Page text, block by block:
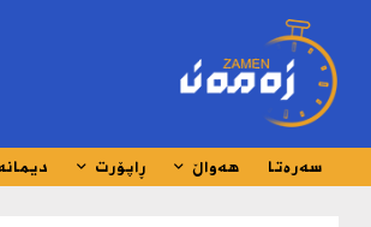
سەرەتا هەواڵ ڕاپۆرت